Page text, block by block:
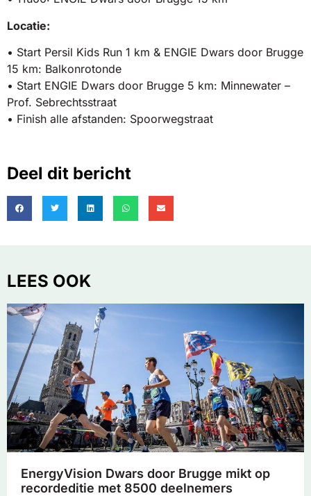
Locatie:
• Start Persil Kids Run 1 km & ENGIE Dwars door Brugge
15 km: Balkonrotonde
• Start ENGIE Dwars door Brugge 5 km: Minnewater –
Prof. Sebrechtsstraat
• Finish alle afstanden: Spoorwegstraat
Deel dit bericht
LEES OOK
EnergyVision Dwars door Brugge mikt op
recordeditie met 8500 deelnemers